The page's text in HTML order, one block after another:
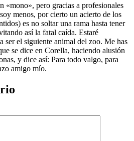
«mono», pero gracias a profesionales
menos, por cierto un acierto de los
es no soltar una rama hasta tener
así la fatal caída. Estaré
ser el siguiente animal del zoo. Me has
se dice en Corella, haciendo alusión
y dice así: Para todo valgo, para
amigo mío.